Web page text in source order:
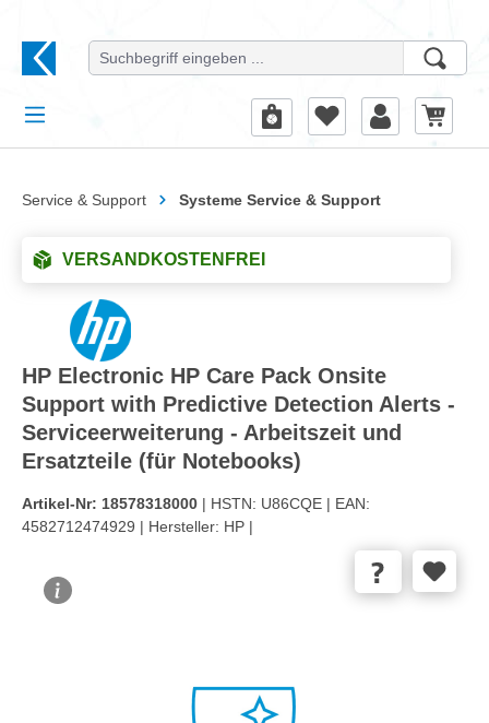
Service & Support Systeme Service & Support
VERSANDKOSTENFREI
HP Electronic HP Care Pack Onsite
Support with Predictive Detection Alerts -
Serviceerweiterung - Arbeitszeit und
Ersatzteile (für Notebooks)
Artikel-Nr: 18578318000 | HSTN: U86CQE | EAN:
4582712474929 | Hersteller: HP |